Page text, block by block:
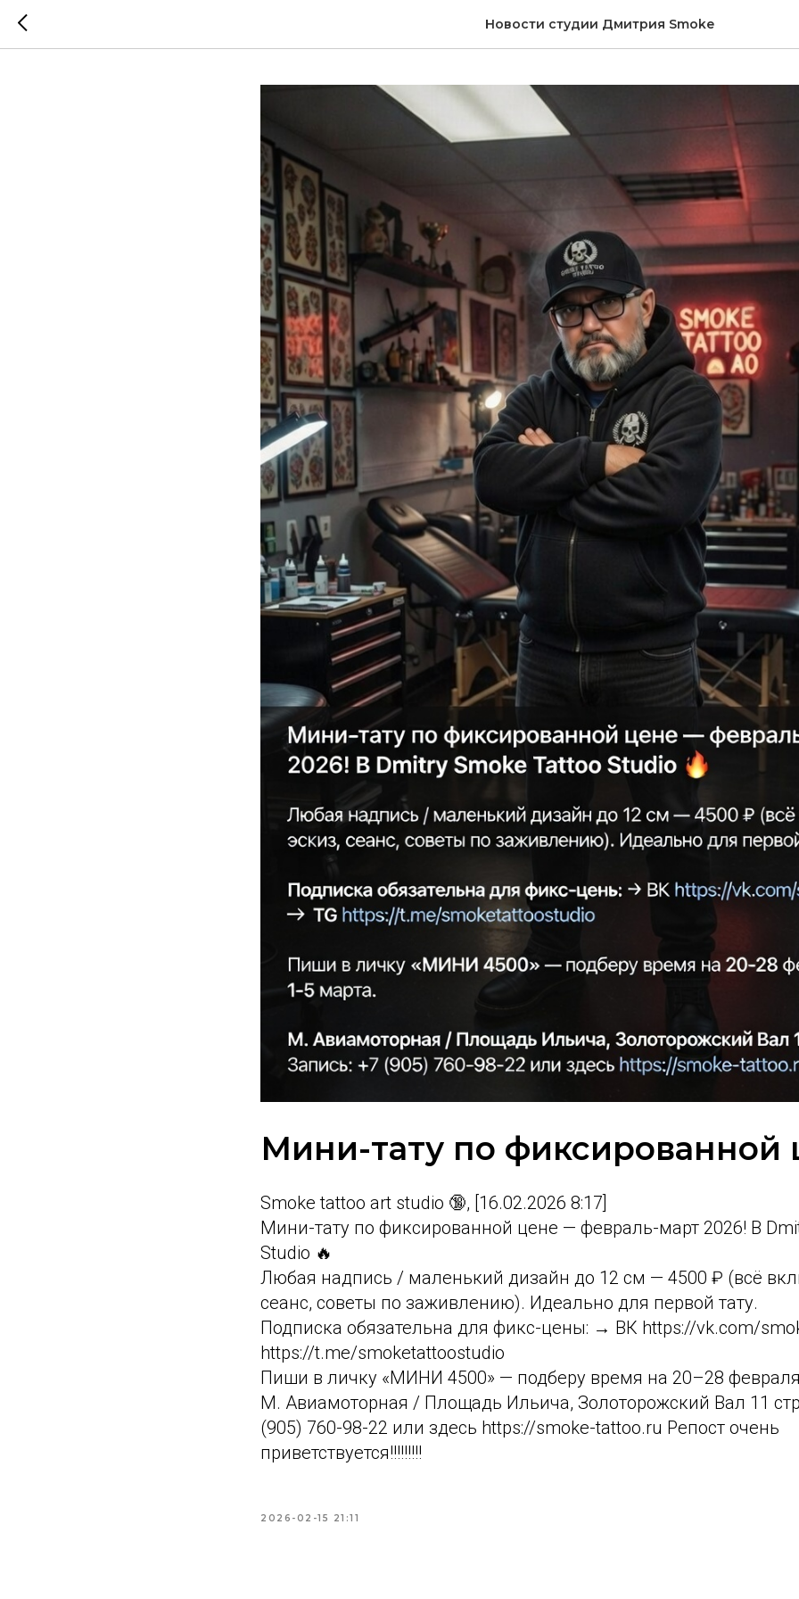
Новости студии Дмитрия Smoke
Мини-тату по фиксированной
Smoke tattoo art studio ️🔞, [16.02.2026 8:17]
Мини-тату по фиксированной цене — февраль-март 2026! В
Studio 🔥
Любая надпись / маленький дизайн до 12 см — 4500 ₽ (всё
сеанс, советы по заживлению). Идеально для первой тату.
Подписка обязательна для фикс-цены: → ВК https://vk.com/
https://t.me/smoketattoostudio
Пиши в личку «МИНИ 4500» — подберу время на 20–28
М. Авиамоторная / Площадь Ильича, Золоторожский Вал 11
(905) 760-98-22 или здесь https://smoke-tattoo.ru Репост очень
приветствуется!!!!!!!!!
2026-02-15 21:11